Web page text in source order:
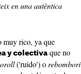
en una autèntica
muy rico, ya que
y colectiva que no
('ruido') o rebombori